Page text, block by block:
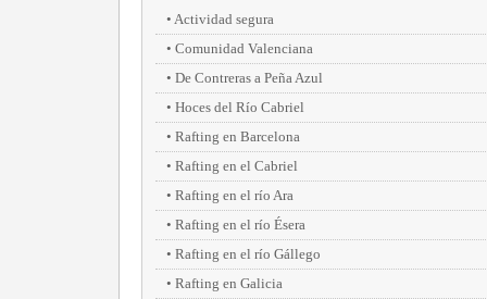
Actividad segura
Comunidad Valenciana
De Contreras a Peña Azul
Hoces del Río Cabriel
Rafting en Barcelona
Rafting en el Cabriel
Rafting en el río Ara
Rafting en el río Ésera
Rafting en el río Gállego
Rafting en Galicia